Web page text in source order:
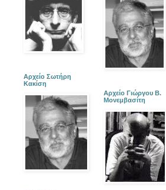
Αρχείο Σωτήρη
Κακίση
Αρχείο Γιώργου Β.
Μονεμβασίτη